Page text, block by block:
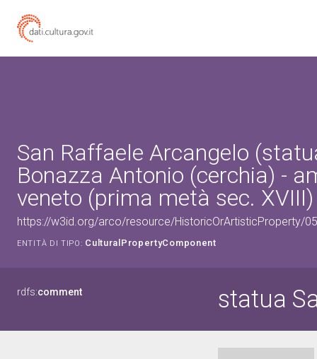
San Raffaele Arcangelo
Bonazza Antonio (cerchia) -
veneto (prima metà sec. XVIII)
https://w3id.org/arco/resource/HistoricOrArtisticProperty/
ENTITÀ DI TIPO: CulturalPropertyComponent
rdfs:comment statua